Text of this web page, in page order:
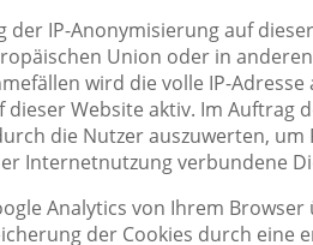
der IP-Anonymisierung auf
Union oder in
wird die volle IP-
Website aktiv. Im Auftrag
die Nutzer auszuwerten,
Internetnutzung verbundene
Analytics von Ihrem
der Cookies durch